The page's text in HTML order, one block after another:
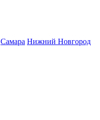
Самара Нижний Новгород